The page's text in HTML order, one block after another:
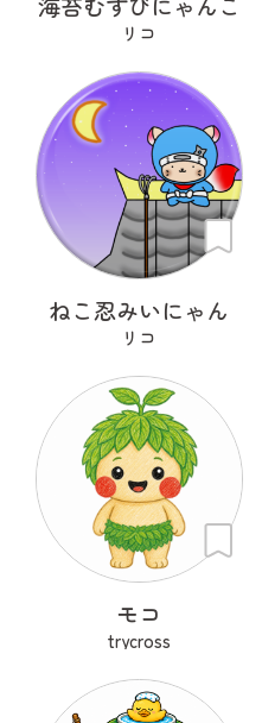
リコ
ねこ忍みいにゃん
リコ
モコ
trycross